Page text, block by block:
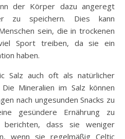
der Körper dazu angeregt
zu speichern. Dies kann
sein, die in trockenen
Sport treiben, da sie ein
haben.
Salz auch oft als natürlicher
Mineralien im Salz können
nach ungesunden Snacks zu
gesündere Ernährung zu
berichten, dass sie weniger
wenn sie regelmäßig Celtic